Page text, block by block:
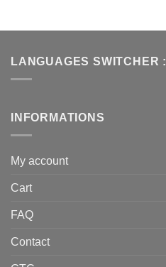
LANGUAGES SWITCHER :
INFORMATIONS
My account
Cart
FAQ
Contact